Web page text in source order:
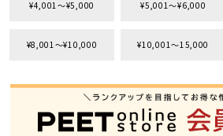
¥4,001〜¥5,000 ¥5,001〜¥6,000
¥8,001〜¥10,000 ¥10,001〜15,000